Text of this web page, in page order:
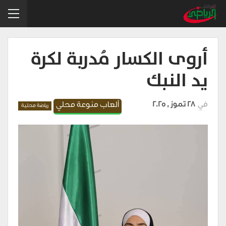
أروى الكسار مُدربة لكرة
يد النبك
ألعاب منوعة محلي رياضة محلية في 28 تموز , 2025